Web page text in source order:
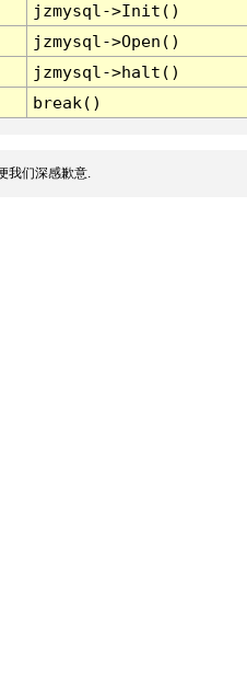
jzmysql->Init()
jzmysql->Open()
jzmysql->halt()
break()
我们深感歉意.